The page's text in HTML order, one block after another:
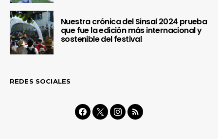
Nuestra crónica del Sinsal 2024 prueba
que fue la edición más internacional y
sostenible del festival
REDES SOCIALES